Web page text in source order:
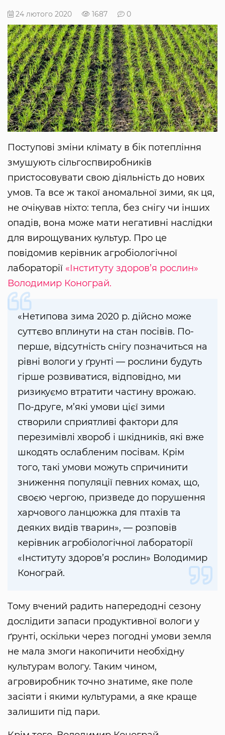
24 лютого 2020 1687 0
Поступові зміни клімату в бік потепління
змушують сільгоспвиробників
пристосовувати свою діяльність до нових
умов. Та все ж такої аномальної зими, як ця,
не очікував ніхто: тепла, без снігу чи інших
опадів, вона може мати негативні наслідки
для вирощуваних культур. Про це
повідомив керівник агробіологічної
лабораторії «Інституту здоров’я рослин»
Володимир Конограй.
«Нетипова зима 2020 р. дійсно може
суттєво вплинути на стан посівів. По-
перше, відсутність снігу позначиться на
рівні вологи у ґрунті — рослини будуть
гірше розвиватися, відповідно, ми
ризикуємо втратити частину врожаю.
По-друге, м’які умови цієї зими
створили сприятливі фактори для
перезимівлі хвороб і шкідників, які вже
шкодять ослабленим посівам. Крім
того, такі умови можуть спричинити
зниження популяції певних комах, що,
своєю чергою, призведе до порушення
харчового ланцюжка для птахів та
деяких видів тварин», — розповів
керівник агробіологічної лабораторії
«Інституту здоров’я рослин» Володимир
Конограй.
Тому вчений радить напередодні сезону
дослідити запаси продуктивної вологи у
ґрунті, оскільки через погодні умови земля
не мала змоги накопичити необхідну
культурам вологу. Таким чином,
агровиробник точно знатиме, яке поле
засіяти і якими культурами, а яке краще
залишити під пари.